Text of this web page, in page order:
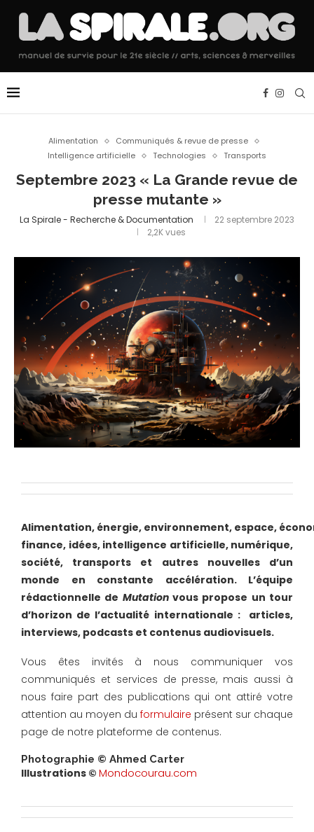
Alimentation
Communiqués & revue de presse
Intelligence artificielle
Technologies Transports
Septembre 2023 « La Grande revue de
presse mutante »
La Spirale - Recherche & Documentation
22 septembre 2023
2,2Kvues
Alimentation, énergie, environnement, espace,
finance, idées, intelligence artificielle, numérique,
société, transports et autres nouvelles d’un
monde en constante accélération. L’équipe
rédactionnelle de Mutation vous propose un tour
d’horizon de l’actualité internationale : articles,
interviews, podcasts et contenus audiovisuels.
Vous êtes invités à nous communiquer vos
communiqués et services de presse, mais aussi à
nous faire part des publications qui ont attiré votre
attention au moyen du formulaire présent sur chaque
page de notre plateforme de contenus.
Photographie © Ahmed Carter
Illustrations © Mondocourau.com